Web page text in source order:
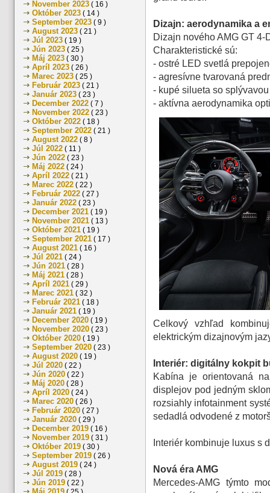
November 2023 ( 16 )
Október 2023 ( 14 )
September 2023 ( 9 )
August 2023 ( 21 )
Júl 2023 ( 19 )
Jún 2023 ( 25 )
Máj 2023 ( 30 )
Apríl 2023 ( 26 )
Marec 2023 ( 25 )
Február 2023 ( 21 )
Január 2023 ( 23 )
December 2022 ( 7 )
November 2022 ( 23 )
Október 2022 ( 18 )
September 2022 ( 21 )
August 2022 ( 8 )
Júl 2022 ( 11 )
Jún 2022 ( 23 )
Máj 2022 ( 24 )
Apríl 2022 ( 21 )
Marec 2022 ( 22 )
Február 2022 ( 27 )
Január 2022 ( 23 )
December 2021 ( 19 )
November 2021 ( 13 )
Október 2021 ( 19 )
September 2021 ( 17 )
August 2021 ( 16 )
Júl 2021 ( 24 )
Jún 2021 ( 28 )
Máj 2021 ( 28 )
Apríl 2021 ( 29 )
Marec 2021 ( 32 )
Február 2021 ( 18 )
Január 2021 ( 19 )
December 2020 ( 19 )
November 2020 ( 23 )
Október 2020 ( 19 )
September 2020 ( 23 )
August 2020 ( 19 )
Júl 2020 ( 22 )
Jún 2020 ( 22 )
Máj 2020 ( 28 )
Apríl 2020 ( 24 )
Marec 2020 ( 26 )
Február 2020 ( 27 )
Január 2020 ( 29 )
December 2019 ( 16 )
November 2019 ( 31 )
Október 2019 ( 30 )
September 2019 ( 26 )
August 2019 ( 24 )
Júl 2019 ( 28 )
Jún 2019 ( 22 )
Dizajn: aerodynamika a
Dizajn nového AMG GT
Charakteristické sú:
- ostré LED svetlá
- agresívne tvarovaná
- kupé silueta so
- aktívna aerodynamika
Celkový vzhľad
elektrickým dizajnovým
Interiér: digitálny kokpit
Kabína je orientovaná
displejov pod jedným
rozsiahly infotainment
sedadlá odvodené z
Interiér kombinuje luxus s
Nová éra AMG
Mercedes-AMG týmto